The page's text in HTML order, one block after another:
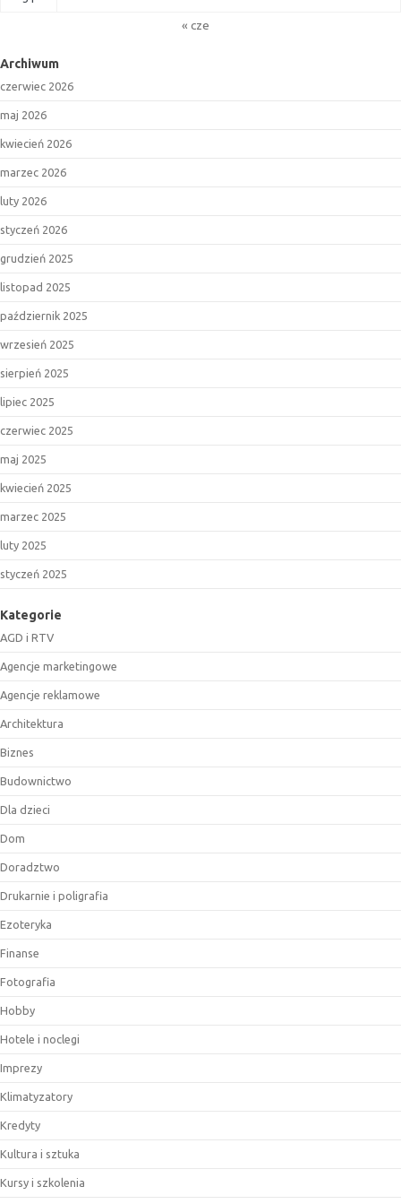
« cze
Archiwum
czerwiec 2026
maj 2026
kwiecień 2026
marzec 2026
luty 2026
styczeń 2026
grudzień 2025
listopad 2025
październik 2025
wrzesień 2025
sierpień 2025
lipiec 2025
czerwiec 2025
maj 2025
kwiecień 2025
marzec 2025
luty 2025
styczeń 2025
Kategorie
AGD i RTV
Agencje marketingowe
Agencje reklamowe
Architektura
Biznes
Budownictwo
Dla dzieci
Dom
Doradztwo
Drukarnie i poligrafia
Ezoteryka
Finanse
Fotografia
Hobby
Hotele i noclegi
Imprezy
Klimatyzatory
Kredyty
Kultura i sztuka
Kursy i szkolenia